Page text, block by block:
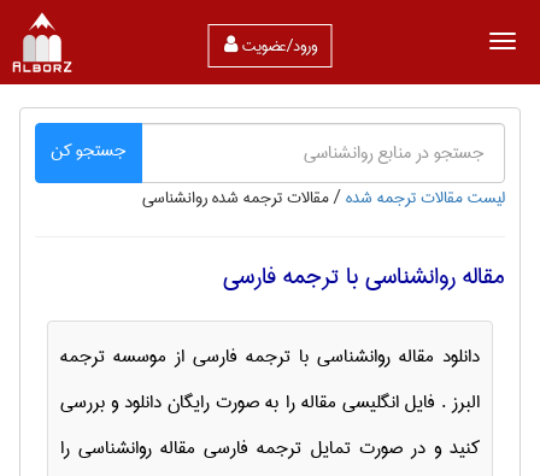
ورود/عضویت
جستجو کن
لیست مقالات ترجمه شده/مقالات ترجمه شده روانشناسی
مقاله روانشناسی با ترجمه فارسی
دانلود مقاله روانشناسی با ترجمه فارسی از موسسه ترجمه
البرز . فایل انگلیسی مقاله را به صورت رایگان دانلود و بررسی
کنید و در صورت تمایل ترجمه فارسی مقاله روانشناسی را